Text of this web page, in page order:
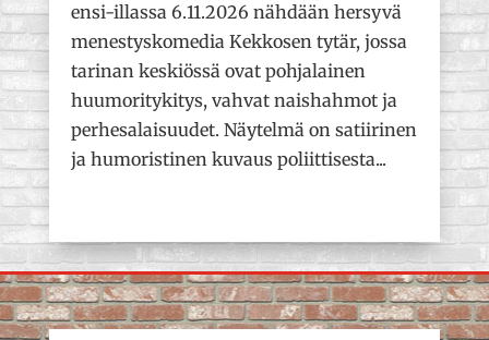
ensi-illassa 6.11.2026 nähdään hersyvä
menestyskomedia Kekkosen tytär, jossa
tarinan keskiössä ovat pohjalainen
huumoritykitys, vahvat naishahmot ja
perhesalaisuudet. Näytelmä on satiirinen
ja humoristinen kuvaus poliittisesta...